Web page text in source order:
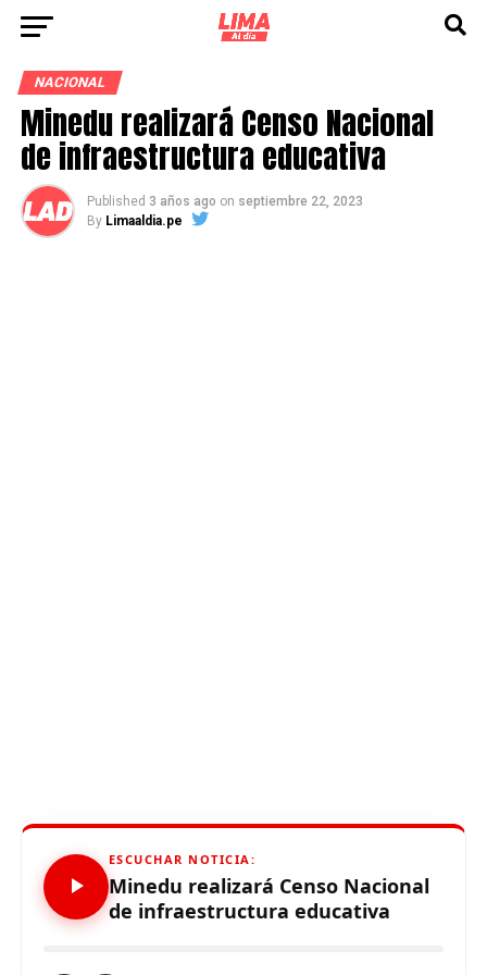
NACIONAL
Minedu realizará Censo Nacional
de infraestructura educativa
Published 3 años ago on septiembre 22, 2023
By Limaaldia.pe
ESCUCHAR NOTICIA:
Minedu realizará Censo Nacional
de infraestructura educativa